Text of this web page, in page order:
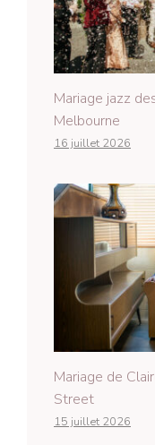
Mariage jazz
Melbourne
16 juillet 2026
Mariage de
Street
15 juillet 2026